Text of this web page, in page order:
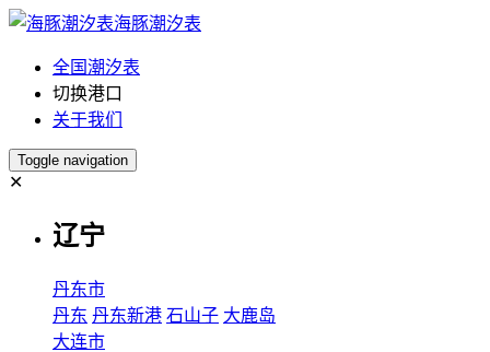
海豚潮汐表
全国潮汐表
切换港口
关于我们
Toggle navigation
✕
辽宁
丹东市
丹东 丹东新港 石山子 大鹿岛
大连市